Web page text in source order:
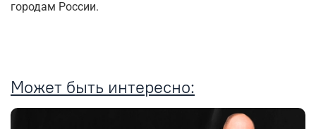
городам России.
Может быть интересно: